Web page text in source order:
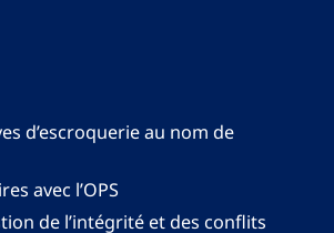
d’escroquerie au nom de
avec l’OPS
de l’intégrité et des conflits